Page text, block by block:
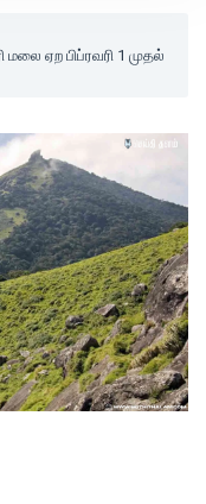
ஏற பிப்ரவரி 1 முதல்